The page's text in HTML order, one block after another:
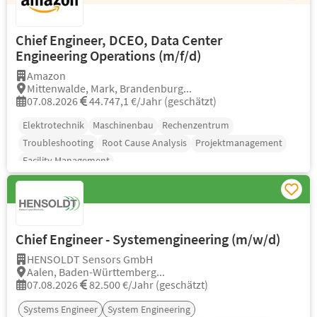
Chief Engineer, DCEO, Data Center
Engineering Operations (m/f/d)
Amazon
Mittenwalde, Mark, Brandenburg...
07.08.2026
44.747,1 €/Jahr (geschätzt)
Elektrotechnik Maschinenbau
Rechenzentrum
Troubleshooting
Root Cause Analysis
Projektmanagement
Facility Management
Chief Engineer - Systemengineering (m/w/d)
HENSOLDT Sensors GmbH
Aalen, Baden-Württemberg...
07.08.2026
82.500 €/Jahr (geschätzt)
Systems Engineer
System Engineering